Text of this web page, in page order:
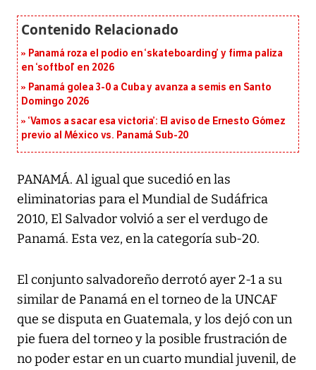
Panamá roza el podio en ‘skateboarding’ y firma paliza
en ‘softbol’ en 2026
Panamá golea 3-0 a Cuba y avanza a semis en Santo
Domingo 2026
‘Vamos a sacar esa victoria’: El aviso de Ernesto Gómez
previo al México vs. Panamá Sub-20
PANAMÁ. Al igual que sucedió en las
eliminatorias para el Mundial de Sudáfrica
2010, El Salvador volvió a ser el verdugo de
Panamá. Esta vez, en la categoría sub-20.
El conjunto salvadoreño derrotó ayer 2-1 a su
similar de Panamá en el torneo de la UNCAF
que se disputa en Guatemala, y los dejó con un
pie fuera del torneo y la posible frustración de
no poder estar en un cuarto mundial juvenil, de